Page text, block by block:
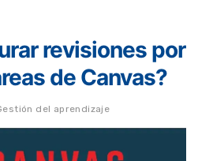
revisiones por
de Canvas?
del aprendizaje